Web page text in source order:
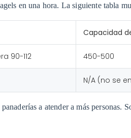
en una hora. La siguiente tabla
Capacidad
90-112 450-500
N/A (no se
a atender a más personas.